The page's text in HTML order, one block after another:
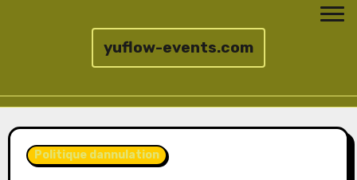
yuflow-events.com
to
contentPolitique dannulation